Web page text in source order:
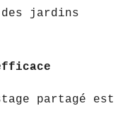
jardins
partagé est